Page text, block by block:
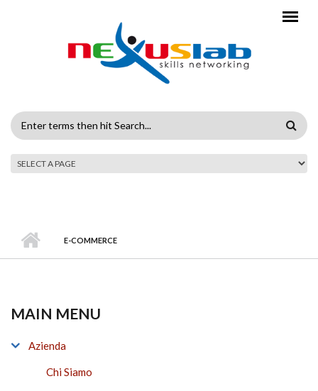
SEARCH
FORM
E-COMMERCE
MAIN MENU
Azienda
Chi Siamo